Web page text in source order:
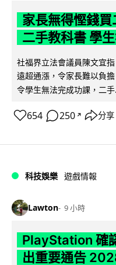
家長無得慳錢
二手教科書 學
社福界立法會議員陳文宜
遠超通漲，令家長難以負
令學生無法完成功課，二
654 250 ↗ 分享
科技娛樂 遊戲情報
Lawton 9 小時
PlayStation 確
出重要通告